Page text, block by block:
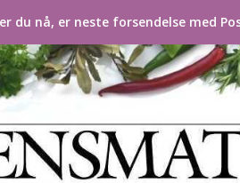
du nå, er neste forsendelse med